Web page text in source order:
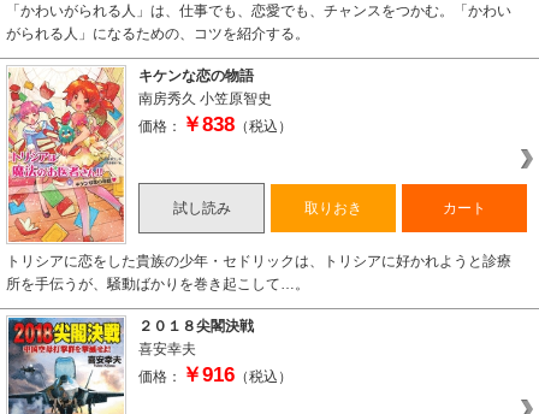
「かわいがられる人」は、仕事でも、恋愛でも、チャンスをつかむ。「かわい
がられる人」になるための、コツを紹介する。
キケンな恋の物語
南房秀久 小笠原智史
価格：
￥838 （税込）
試し読み 取りおき カート
トリシアに恋をした貴族の少年・セドリックは、トリシアに好かれようと診療
所を手伝うが、騒動ばかりを巻き起こして…。
２０１８尖閣決戦
喜安幸夫
価格：
￥916 （税込）